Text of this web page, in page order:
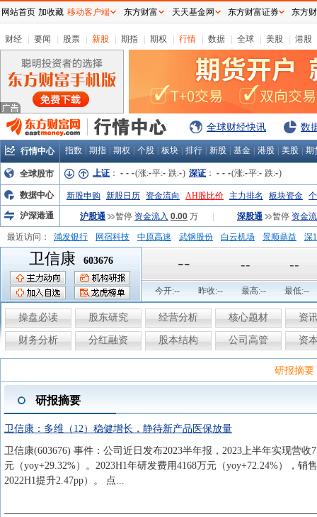
财经 要闻 股票 新股 期指 期权 行情 数据 全球 美股 港股
全球财经快讯 数
行情中心 指数 期指 期权 个股 板块 排行 新股 基金 港股 美股 期
全球股市 上证 ： - - -(涨:-平:- 跌:-) 深证 ： - - -(涨:-平:- 跌:-)
数据中心 新股申购 新股日历 资金流向 AH股比价 主力排名 板块资金
沪深港通
沪股通 暂停 资金流入 0.00 万 深股通 暂停 资金
最近访问： 浦发银行 网宿科技 中原高速 武钢股份 白云机场 景顺鼎益
深
弘业股份
富临运业
卫信康 603676 -- -- --
今开:-- 昨收:-- 最高:-- 最低:--
操盘必读 股东研究 经营分析 核心题材 资
财务分析 分红融资 股本结构 公司高管 资
研报摘要
研报摘要
卫信康：多维（12）稳健增长，静待新产品医保放量
卫信康(603676) 事件：公司近日发布2023半年报，2023上半年实现营
元（yoy+29.32%）。2023H1年研发费用4168万元（yoy+72.24%），
2022H1提升2.47pp）。 点...
网站首页 加收藏 移动客户端 东方财富 天天基金网 东方财富证券 东方